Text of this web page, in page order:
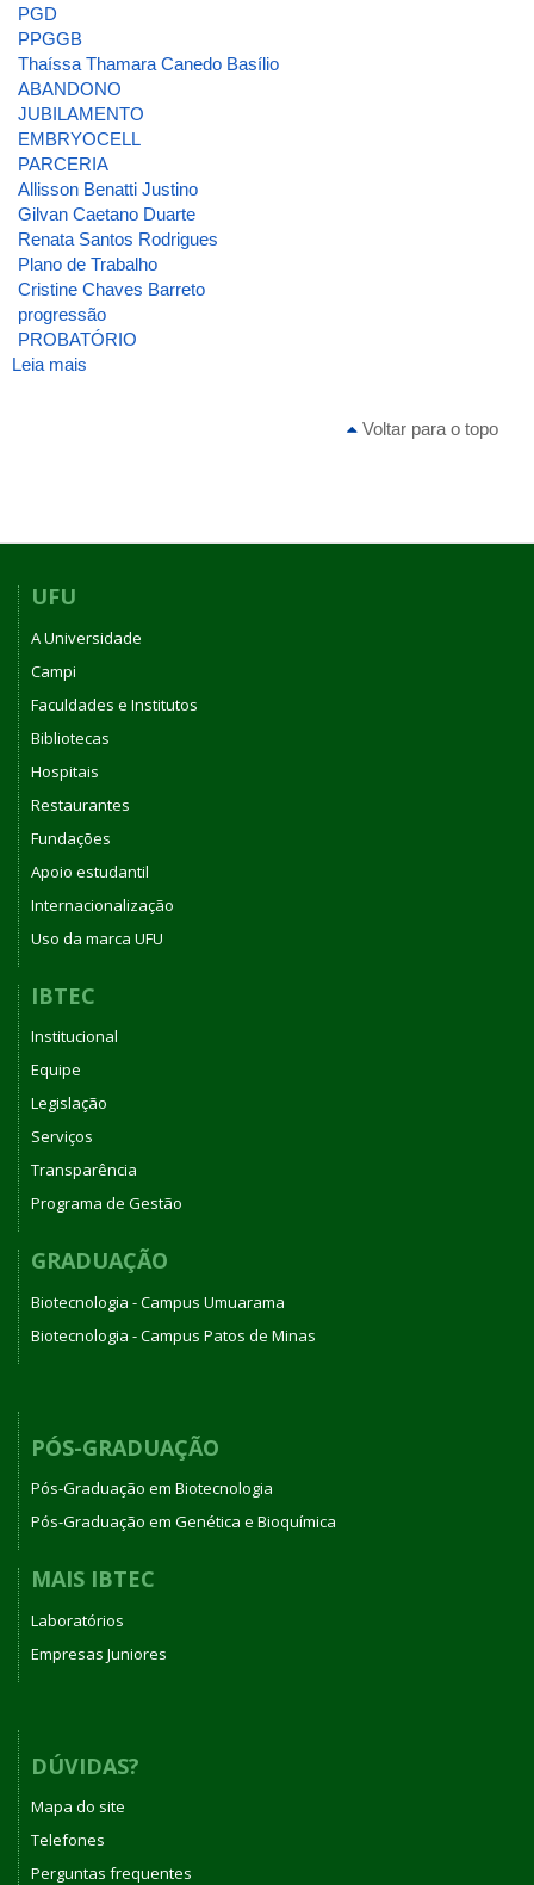
PGD
PPGGB
Thaíssa Thamara Canedo Basílio
ABANDONO
JUBILAMENTO
EMBRYOCELL
PARCERIA
Allisson Benatti Justino
Gilvan Caetano Duarte
Renata Santos Rodrigues
Plano de Trabalho
Cristine Chaves Barreto
progressão
PROBATÓRIO
Leia mais
2025
INSTITUTO
DA
UNIVERSIDADE
FEDERAL
UBERLÂNDIA
Voltar para o topo
UFU
A Universidade
Campi
Faculdades e Institutos
Bibliotecas
Hospitais
Restaurantes
Fundações
Apoio estudantil
Internacionalização
Uso da marca UFU
IBTEC
Institucional
Equipe
Legislação
Serviços
Transparência
Programa de Gestão
GRADUAÇÃO
Biotecnologia - Campus Umuarama
Biotecnologia - Campus Patos de Minas
PÓS-GRADUAÇÃO
Pós-Graduação em Biotecnologia
Pós-Graduação em Genética e Bioquímica
MAIS IBTEC
Laboratórios
Empresas Juniores
DÚVIDAS?
Mapa do site
Telefones
Perguntas frequentes